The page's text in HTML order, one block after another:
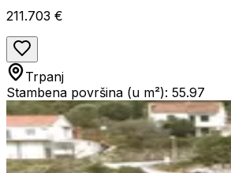
211.703 €
Trpanj
Stambena površina (u m²): 55.97